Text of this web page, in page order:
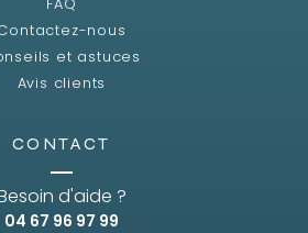
nous
et astuces
Avis clients
CONTACT
d'aide ?
04 67 96 97 99